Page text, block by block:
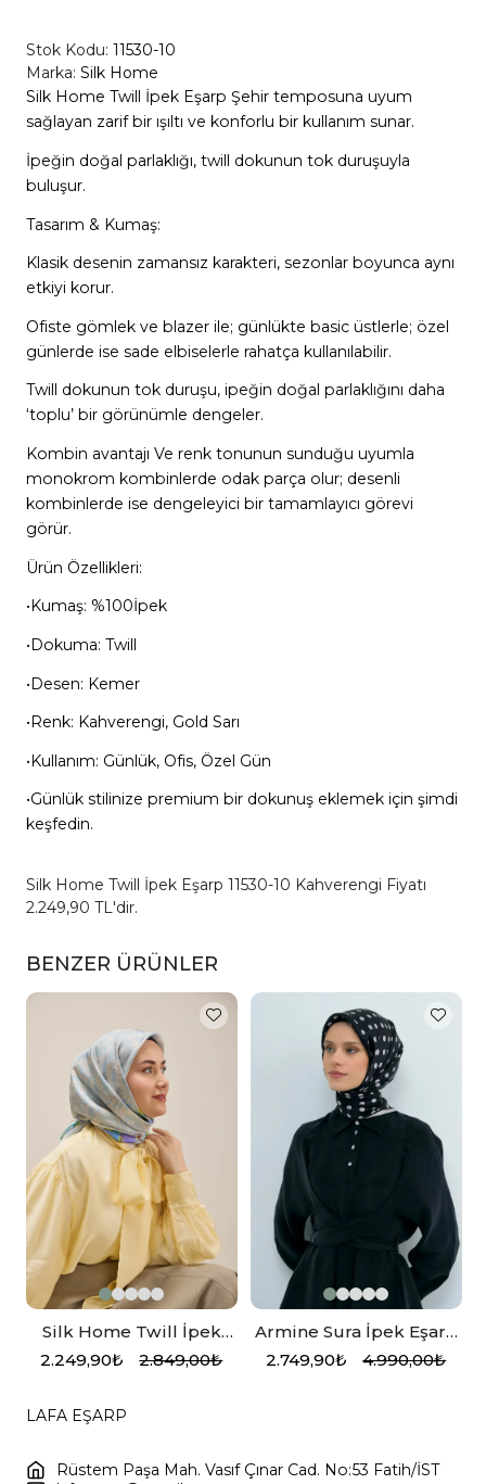
Stok Kodu: 11530-10
Marka: Silk Home
Silk Home Twill İpek Eşarp Şehir temposuna uyum
sağlayan zarif bir ışıltı ve konforlu bir kullanım sunar.
İpeğin doğal parlaklığı, twill dokunun tok duruşuyla
buluşur.
Tasarım & Kumaş:
Klasik desenin zamansız karakteri, sezonlar boyunca aynı
etkiyi korur.
Ofiste gömlek ve blazer ile; günlükte basic üstlerle; özel
günlerde ise sade elbiselerle rahatça kullanılabilir.
Twill dokunun tok duruşu, ipeğin doğal parlaklığını daha
‘toplu’ bir görünümle dengeler.
Kombin avantajı Ve renk tonunun sunduğu uyumla
monokrom kombinlerde odak parça olur; desenli
kombinlerde ise dengeleyici bir tamamlayıcı görevi
görür.
Ürün Özellikleri:
•Kumaş: %100İpek
•Dokuma: Twill
•Desen: Kemer
•Renk: Kahverengi, Gold Sarı
•Kullanım: Günlük, Ofis, Özel Gün
•Günlük stilinize premium bir dokunuş eklemek için şimdi
keşfedin.
Silk Home Twill İpek Eşarp 11530-10 Kahverengi Fiyatı
2.249,90 TL'dir.
BENZER ÜRÜNLER
Silk Home Twill İpek
Eşarp 11511-04 Gümüş
2.249,90₺ 2.849,00₺
Armine Sura İpek Eşarp
Siyah, Gri, Puantiyeli
2.749,90₺ 4.990,00₺
LAFA EŞARP
Rüstem Paşa Mah. Vasıf Çınar Cad. No:53 Fatih/İST